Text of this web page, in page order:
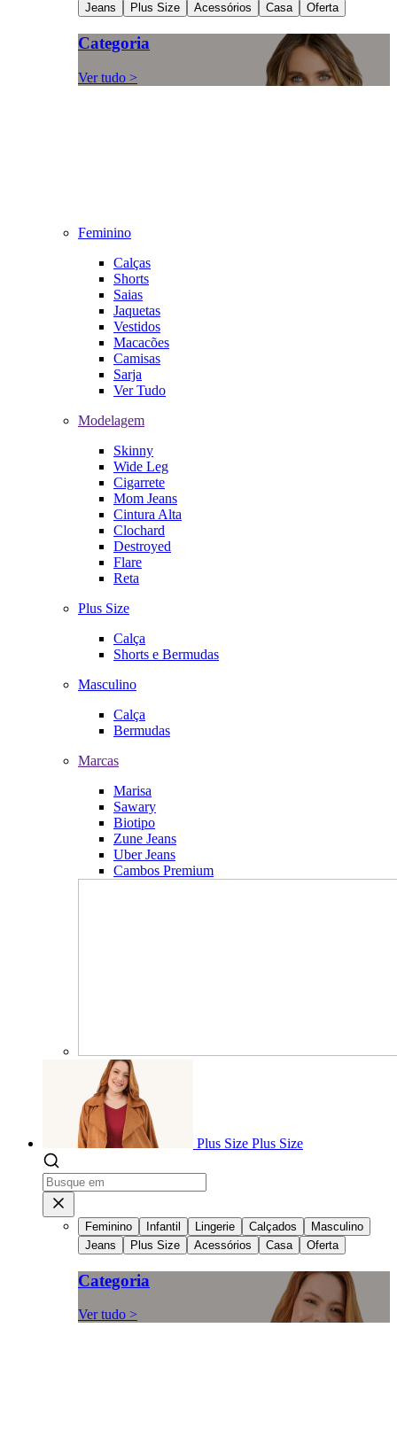
Jeans
Plus Size Acessórios Casa Oferta
Categoria
Ver tudo >
Feminino
Calças
Shorts
Saias
Jaquetas
Vestidos
Macacões
Camisas
Sarja
Ver Tudo
Modelagem
Skinny
Wide Leg
Cigarrete
Mom Jeans
Cintura Alta
Clochard
Destroyed
Flare
Reta
Plus Size
Calça
Shorts e Bermudas
Masculino
Calça
Bermudas
Marcas
Marisa
Sawary
Biotipo
Zune Jeans
Uber Jeans
Cambos Premium
Plus Size Plus Size
Feminino Infantil Lingerie Calçados
Masculino
Jeans
Plus Size Acessórios Casa Oferta
Categoria
Ver tudo >